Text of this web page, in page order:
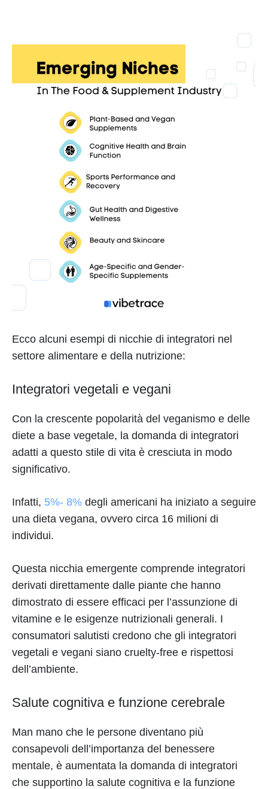
Ecco alcuni esempi di nicchie di integratori nel
settore alimentare e della nutrizione:
Integratori vegetali e vegani
Con la crescente popolarità del veganismo e delle
diete a base vegetale, la domanda di integratori
adatti a questo stile di vita è cresciuta in modo
significativo.
Infatti, 5%- 8% degli americani ha iniziato a seguire
una dieta vegana, ovvero circa 16 milioni di
individui.
Questa nicchia emergente comprende integratori
derivati direttamente dalle piante che hanno
dimostrato di essere efficaci per l’assunzione di
vitamine e le esigenze nutrizionali generali. I
consumatori salutisti credono che gli integratori
vegetali e vegani siano cruelty-free e rispettosi
dell’ambiente.
Salute cognitiva e funzione cerebrale
Man mano che le persone diventano più
consapevoli dell’importanza del benessere
mentale, è aumentata la domanda di integratori
che supportino la salute cognitiva e la funzione